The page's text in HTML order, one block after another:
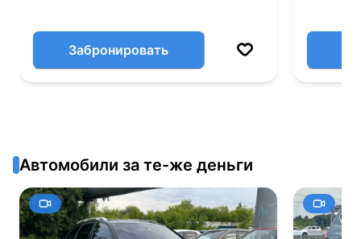
Забронировать
Автомобили за те-же деньги